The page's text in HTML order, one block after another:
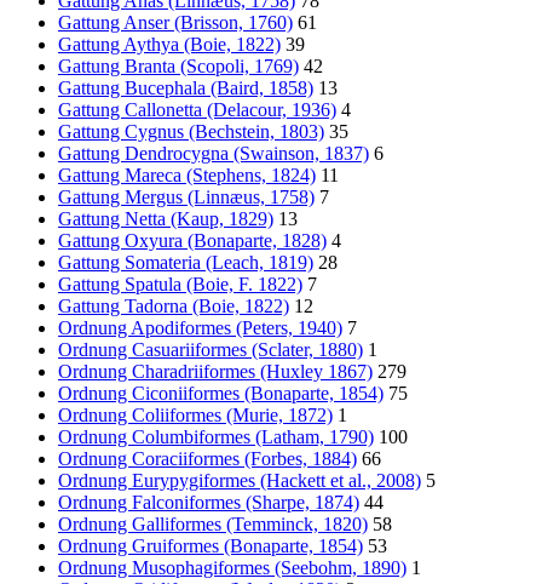
Gattung Anser (Brisson, 1760) 61
Gattung Aythya (Boie, 1822) 39
Gattung Branta (Scopoli, 1769) 42
Gattung Bucephala (Baird, 1858) 13
Gattung Callonetta (Delacour, 1936) 4
Gattung Cygnus (Bechstein, 1803) 35
Gattung Dendrocygna (Swainson, 1837) 6
Gattung Mareca (Stephens, 1824) 11
Gattung Mergus (Linnæus, 1758) 7
Gattung Netta (Kaup, 1829) 13
Gattung Oxyura (Bonaparte, 1828) 4
Gattung Somateria (Leach, 1819) 28
Gattung Spatula (Boie, F. 1822) 7
Gattung Tadorna (Boie, 1822) 12
Ordnung Apodiformes (Peters, 1940) 7
Ordnung Casuariiformes (Sclater, 1880) 1
Ordnung Charadriiformes (Huxley 1867) 279
Ordnung Ciconiiformes (Bonaparte, 1854) 75
Ordnung Coliiformes (Murie, 1872) 1
Ordnung Columbiformes (Latham, 1790) 100
Ordnung Coraciiformes (Forbes, 1884) 66
Ordnung Eurypygiformes (Hackett et al., 2008) 5
Ordnung Falconiformes (Sharpe, 1874) 44
Ordnung Galliformes (Temminck, 1820) 58
Ordnung Gruiformes (Bonaparte, 1854) 53
Ordnung Musophagiformes (Seebohm, 1890) 1